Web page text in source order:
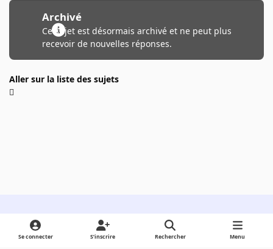
Archivé
Ce sujet est désormais archivé et ne peut plus
recevoir de nouvelles réponses.
Aller sur la liste des sujets
Light ModeDark ModeSystem Preference
Se connecter S’inscrire Rechercher Menu